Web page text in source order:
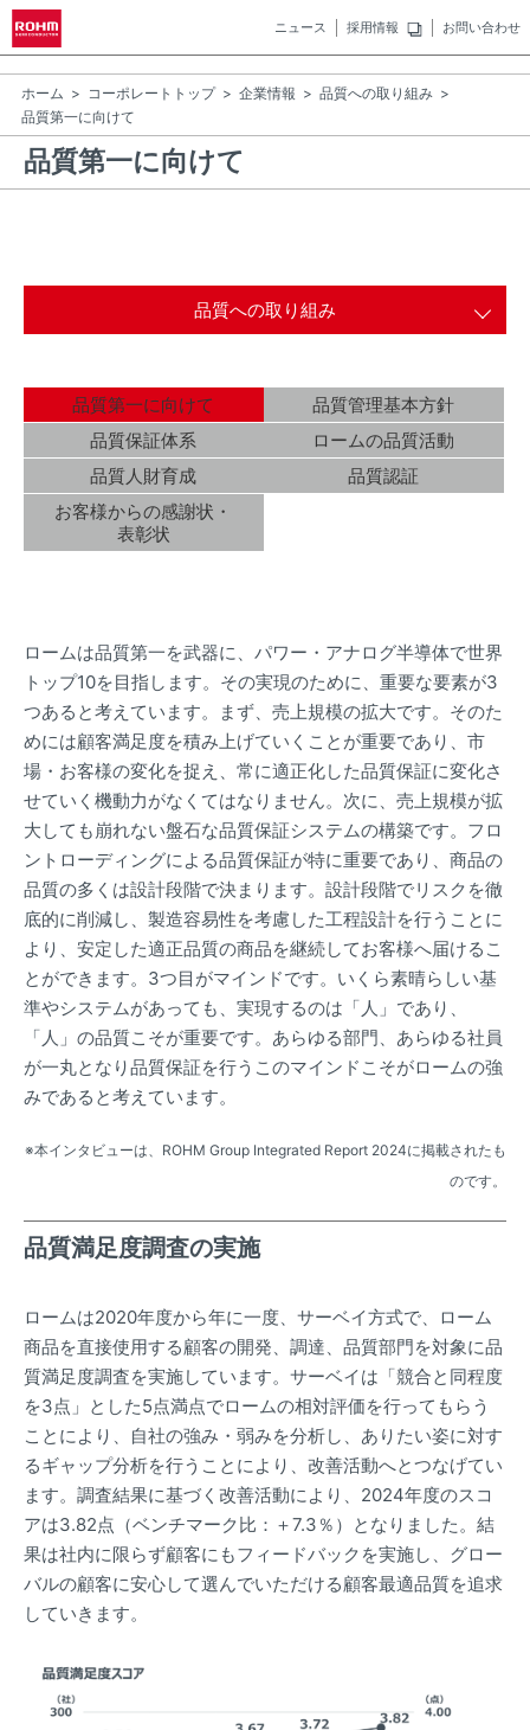
ニュース 採用情報 お問い合わせ
ホーム コーポレートトップ 企業情報
品質への取り組み
品質第一に向けて
品質第一に向けて
品質への取り組み
品質第一に向けて
品質管理基本方針
品質保証体系
ロームの品質活動
品質人財育成
品質認証
お客様からの感謝状・
表彰状
ロームは品質第一を武器に、パワー・アナログ半導体で世界
トップ10を目指します。その実現のために、重要な要素が3
つあると考えています。まず、売上規模の拡大です。そのた
めには顧客満足度を積み上げていくことが重要であり、市
場・お客様の変化を捉え、常に適正化した品質保証に変化さ
せていく機動力がなくてはなりません。次に、売上規模が拡
大しても崩れない盤石な品質保証システムの構築です。フロ
ントローディングによる品質保証が特に重要であり、商品の
品質の多くは設計段階で決まります。設計段階でリスクを徹
底的に削減し、製造容易性を考慮した工程設計を行うことに
より、安定した適正品質の商品を継続してお客様へ届けるこ
とができます。3つ目がマインドです。いくら素晴らしい基
準やシステムがあっても、実現するのは「人」であり、
「人」の品質こそが重要です。あらゆる部門、あらゆる社員
が一丸となり品質保証を行うこのマインドこそがロームの強
みであると考えています。
本インタビューは、ROHM Group Integrated Report 2024に掲載されたも
のです。
品質満足度調査の実施
ロームは2020年度から年に一度、サーベイ方式で、ローム
商品を直接使用する顧客の開発、調達、品質部門を対象に品
質満足度調査を実施しています。サーベイは「競合と同程度
を3点」とした5点満点でロームの相対評価を行ってもらう
ことにより、自社の強み・弱みを分析し、ありたい姿に対す
るギャップ分析を行うことにより、改善活動へとつなげてい
ます。調査結果に基づく改善活動により、2024年度のスコ
アは3.82点（ベンチマーク比：＋7.3％）となりました。結
果は社内に限らず顧客にもフィードバックを実施し、グロー
バルの顧客に安心して選んでいただける顧客最適品質を追求
していきます。